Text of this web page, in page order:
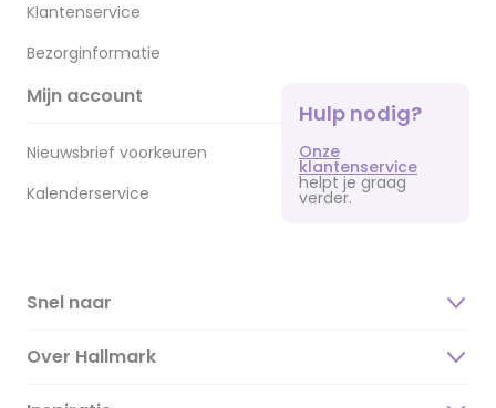
Klantenservice
Bezorginformatie
Mijn account
Nieuwsbrief voorkeuren
Kalenderservice
Hulp nodig?
Onze
klantenservice
helpt je graag
verder.
Snel naar
Over Hallmark